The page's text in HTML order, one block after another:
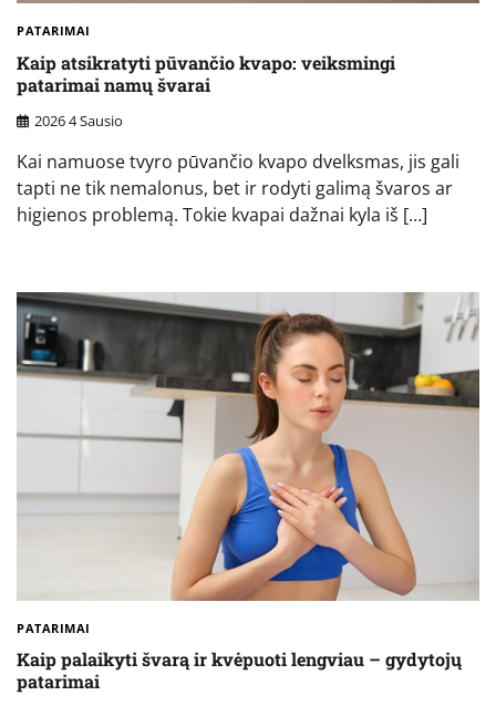
PATARIMAI
Kaip atsikratyti pūvančio kvapo: veiksmingi
patarimai namų švarai
2026 4 Sausio
Kai namuose tvyro pūvančio kvapo dvelksmas, jis gali
tapti ne tik nemalonus, bet ir rodyti galimą švaros ar
higienos problemą. Tokie kvapai dažnai kyla iš […]
PATARIMAI
Kaip palaikyti švarą ir kvėpuoti lengviau – gydytojų
patarimai